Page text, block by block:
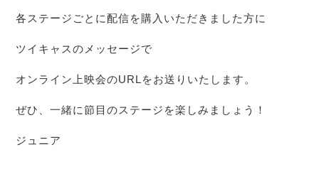
各ステージごとに配信を購入いただきました方に
ツイキャスのメッセージで
オンライン上映会のURLをお送りいたします。
ぜひ、一緒に節目のステージを楽しみましょう！
ジュニア